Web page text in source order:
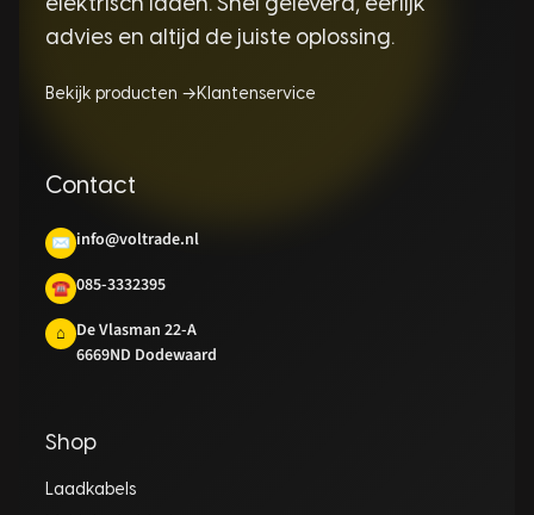
elektrisch laden. Snel geleverd, eerlijk
advies en altijd de juiste oplossing.
Bekijk producten →Klantenservice
Contact
✉ info@voltrade.nl
☎ 085-3332395
⌂
De Vlasman 22-A
6669ND Dodewaard
Shop
Laadkabels